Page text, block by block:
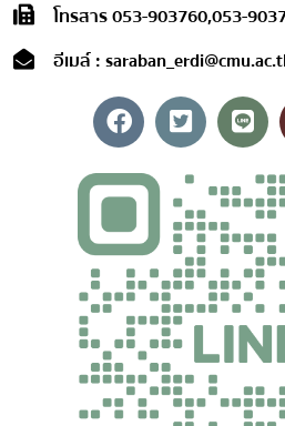
โทรสาร 053-903760,053-
อีเมล์ :